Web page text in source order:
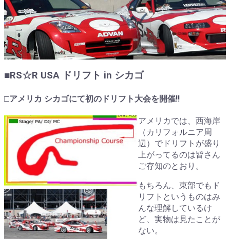
■RS☆R USA ドリフト in シカゴ
□アメリカ シカゴにて初のドリフト大会を開催!!
アメリカでは、西海岸
（カリフォルニア周
辺）でドリフトが盛り
上がってるのは皆さん
ご存知のとおり。
もちろん、東部でもド
リフトというものはみ
んな理解しているけ
ど、実物は見たことが
ない。